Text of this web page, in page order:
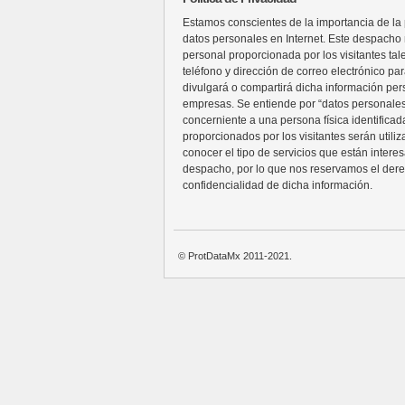
Estamos conscientes de la importancia de
datos personales en Internet. Este
personal proporcionada por los visitantes
teléfono y dirección de correo electrónico
divulgará o compartirá dicha información
empresas. Se entiende por “datos
concerniente a una persona física
proporcionados por los visitantes serán
conocer el tipo de servicios que están
despacho, por lo que nos reservamos el
confidencialidad de dicha información.
© ProtDataMx 2011-2021.